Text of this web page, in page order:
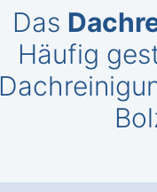
Das
Häufig